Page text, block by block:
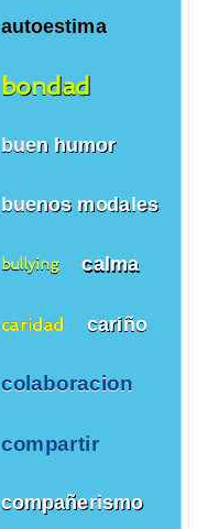
autoestima
bondad
buen humor
buenos modales
bullying calma
caridad cariño
colaboracion
compartir
compañerismo